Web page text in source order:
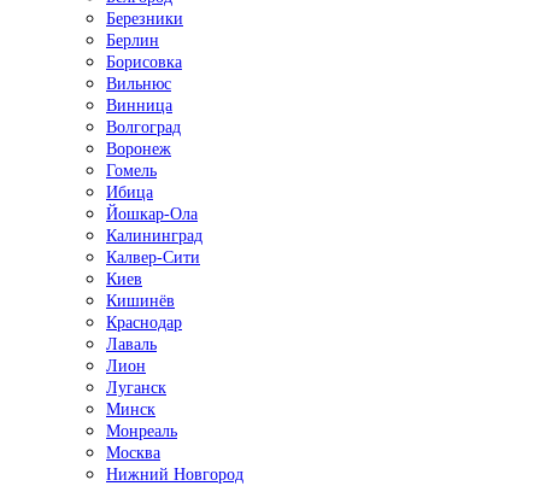
Березники
Берлин
Борисовка
Вильнюс
Винница
Волгоград
Воронеж
Гомель
Ибица
Йошкар-Ола
Калининград
Калвер-Сити
Киев
Кишинёв
Краснодар
Лаваль
Лион
Луганск
Минск
Монреаль
Москва
Нижний Новгород